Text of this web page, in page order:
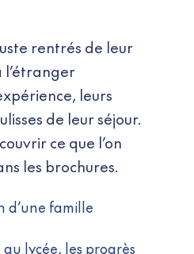
rentrés de leur
l’étranger
leurs
de leur séjour.
ce que l’on
les brochures.
d’une famille
lycée, les progrès